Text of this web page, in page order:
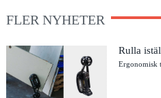
FLER NYHETER
Rulla
Ergonomisk